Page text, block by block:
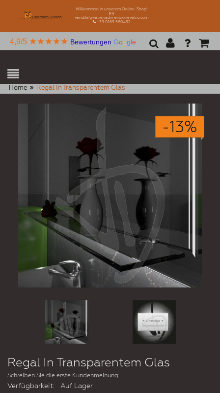
Willkommen in unserem Online-Shop!
vendite@vetreriadimensionevetro.com
+39 0163 560432
4,9/5 ★★★★★ Bewertungen Google
Home Regal In Transparentem Glas
-13%
Regal In Transparentem Glas
Schreiben Sie die erste Kundenmeinung
Verfügbarkeit:
Auf Lager